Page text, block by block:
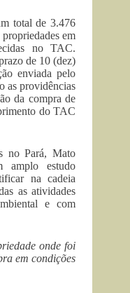
total de 3.476
em
no TAC.
de 10 (dez)
enviada pelo
as providências
da compra de
do TAC
no Pará, Mato
amplo estudo
na cadeia
as atividades
e com
onde foi
em condições